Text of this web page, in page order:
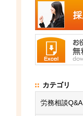
カテゴリ
労務相談Q&A